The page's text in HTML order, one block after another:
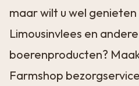
maar wilt u wel genieten
Limousinvlees en
boerenproducten?
Farmshop